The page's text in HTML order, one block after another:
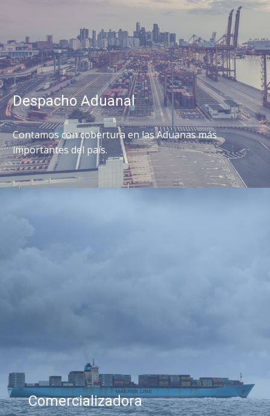
Despacho Aduanal
Contamos con cobertura en las Aduanas más
importantes del país.
Comercializadora